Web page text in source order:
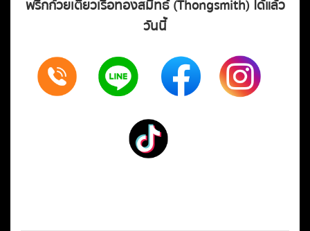
พริกก๋วยเตี๋ยวเรือทองสมิทธ์(Thongsmith) ได้แล้ว
วันนี้